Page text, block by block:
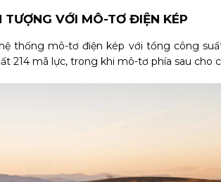
TƯỢNG VỚI MÔ-TƠ ĐIỆN KÉP
thống mô-tơ điện kép với tổng công
214 mã lực, trong khi mô-tơ phía sau cho